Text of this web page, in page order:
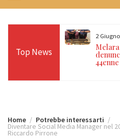
Top News
si prepara al
sulle
2
44enne
Home Potrebbe interessarti
Diventare Social Media Manager nel
Riccardo Pirrone